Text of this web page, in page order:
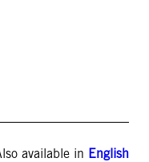
available in English